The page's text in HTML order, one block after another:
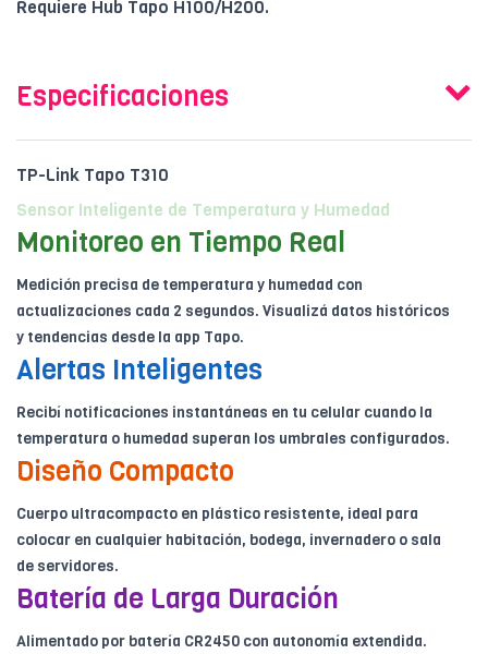
Requiere Hub Tapo H100/H200.
Especificaciones
TP-Link Tapo T310
Sensor Inteligente de Temperatura y Humedad
Monitoreo en Tiempo Real
Medición precisa de temperatura y humedad con
actualizaciones cada 2 segundos. Visualizá datos históricos
y tendencias desde la app Tapo.
Alertas Inteligentes
Recibí notificaciones instantáneas en tu celular cuando la
temperatura o humedad superan los umbrales configurados.
Diseño Compacto
Cuerpo ultracompacto en plástico resistente, ideal para
colocar en cualquier habitación, bodega, invernadero o sala
de servidores.
Batería de Larga Duración
Alimentado por batería CR2450 con autonomía extendida.